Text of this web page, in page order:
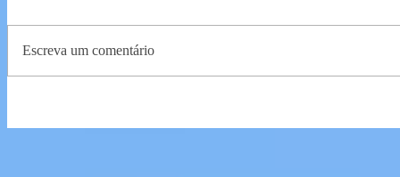
Escreva um comentário